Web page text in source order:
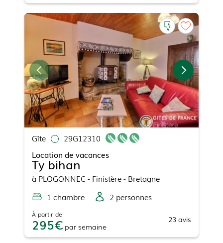
Gîte
29G12310
Location de vacances
Ty bihan
à PLOGONNEC- Finistère - Bretagne
1 chambre 2 personnes
À partir de
295 par semaine
23 avis